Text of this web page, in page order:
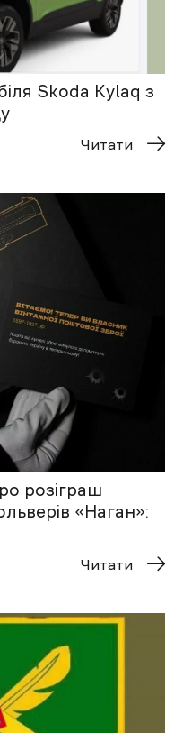
Skoda Kylaq з
Читати
розіграш
«Наган»:
Читати